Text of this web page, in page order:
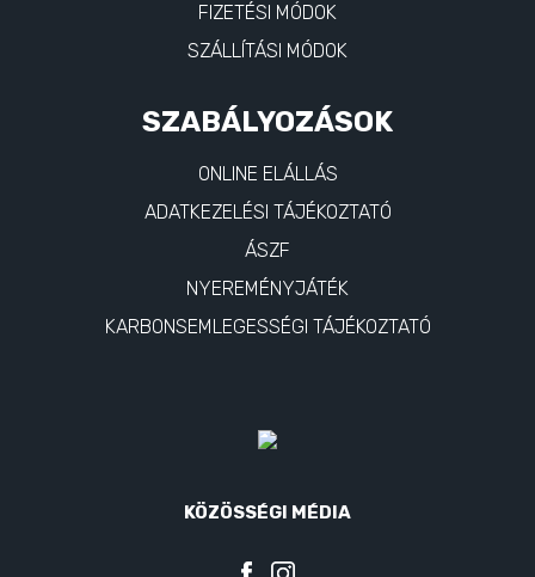
FIZETÉSI MÓDOK
SZÁLLÍTÁSI MÓDOK
SZABÁLYOZÁSOK
ONLINE ELÁLLÁS
ADATKEZELÉSI TÁJÉKOZTATÓ
ÁSZF
NYEREMÉNYJÁTÉK
KARBONSEMLEGESSÉGI TÁJÉKOZTATÓ
KÖZÖSSÉGI MÉDIA